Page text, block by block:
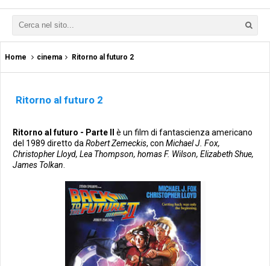
Home cinema Ritorno al futuro 2
Ritorno al futuro 2
Ritorno al futuro - Parte II
è un film di fantascienza americano
del 1989 diretto da Robert Zemeckis, con Michael J. Fox,
Christopher Lloyd, Lea Thompson, homas F. Wilson, Elizabeth Shue,
James Tolkan